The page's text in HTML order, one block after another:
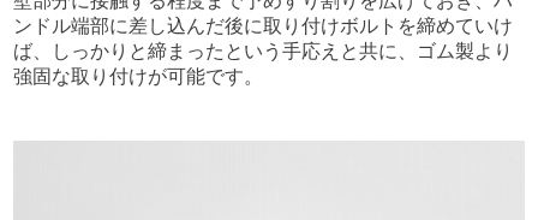
ンドル端部に差し込んだ後に取り付けボルトを締めていけ
ば、しっかりと締まったという手応えと共に、ゴム製より
強固な取り付けが可能です。